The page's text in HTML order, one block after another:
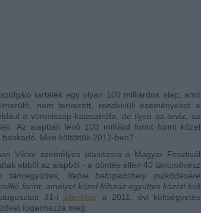
tartalék egy olyan 100 milliárdos alap, amit
nem tervezett, rendkívüli eseményeket a
a vörösiszap-katasztrófa, de ilyen az árvíz, az
Az alapban lévő 100 milliárd forint forint közel
Mire költöttük 2012-ben?
Viktor személyes utasításra a Magyar Fesztivál
ebből az alapból - a döntés ellen 40 táncművész
táncegyüttes, illetve befogadóhely működésére
forint, amelyet közel félszáz együttes között kell
31-i jelentése a 2011. évi költségvetés
fogalmazza meg: